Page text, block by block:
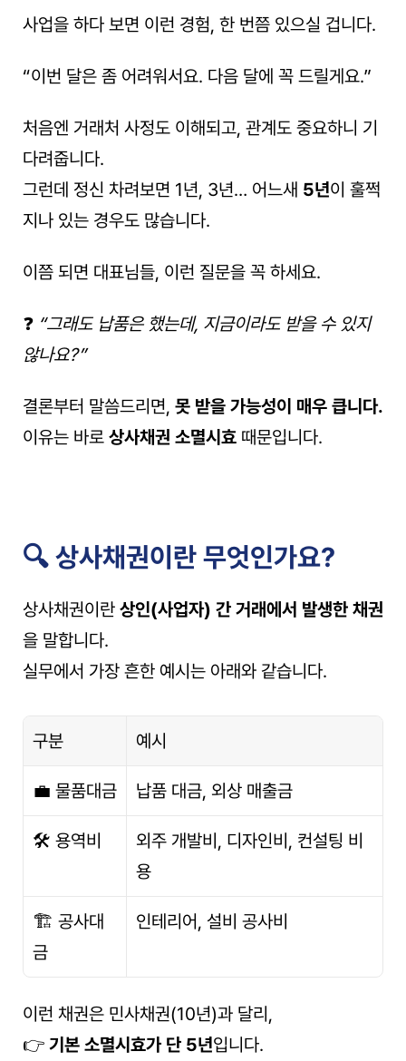
사업을 하다 보면 이런 경험, 한 번쯤 있으실 겁니다.
“이번 달은 좀 어려워서요. 다음 달에 꼭 드릴게요.”
처음엔 거래처 사정도 이해되고, 관계도 중요하니 기
다려줍니다.
그런데 정신 차려보면 1년, 3년… 어느새 5년이 훌쩍
지나 있는 경우도 많습니다.
이쯤 되면 대표님들, 이런 질문을 꼭 하세요.
❓ “그래도 납품은 했는데, 지금이라도 받을 수 있지
않나요?”
결론부터 말씀드리면, 못 받을 가능성이 매우 큽니다.
이유는 바로 상사채권 소멸시효 때문입니다.
🔍 상사채권이란 무엇인가요?
상사채권이란 상인(사업자) 간 거래에서 발생한 채권
을 말합니다.
실무에서 가장 흔한 예시는 아래와 같습니다.
구분 예시
💼 물품대금 납품 대금, 외상 매출금
🛠 용역비
외주 개발비, 디자인비, 컨설팅 비
용
🏗 공사대
금
인테리어, 설비 공사비
이런 채권은 민사채권(10년)과 달리,
👉 기본 소멸시효가 단 5년입니다.